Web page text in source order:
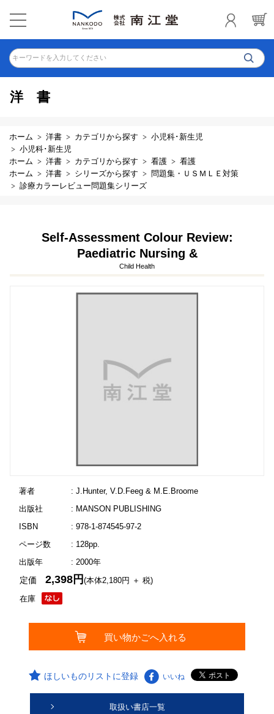
キーワードを入力してください
洋書
ホーム 洋書 カテゴリから探す
小児科･新生児
小児科･新生児
ホーム
洋書 カテゴリから探す 看護
看護
ホーム
洋書 シリーズから探す
問題集・ＵＳＭＬＥ対策
診療カラーレビュー問題集シリーズ
Self-Assessment Colour Review:
Paediatric Nursing &
Child Health
著者
: J.Hunter, V.D.Feeg & M.E.Broome
出版社
: MANSON PUBLISHING
ISBN
: 978-1-874545-97-2
ページ数
: 128pp.
出版年
: 2000年
在庫
定価2,398円(本体2,180円 ＋ 税)
ほしいものリストに登録 いいね
取扱い書店一覧